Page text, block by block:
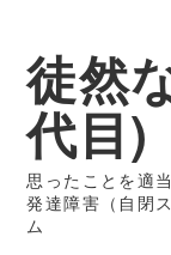
徒然
代目)
思ったことを適
発達障害（自閉
ム